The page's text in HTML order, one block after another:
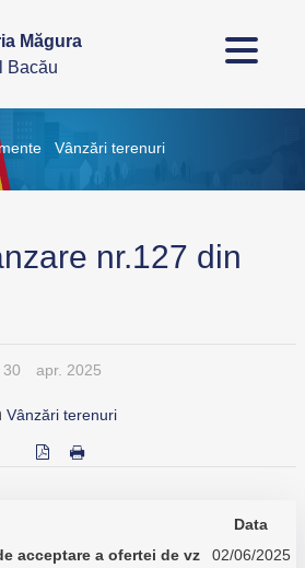
Măgura
Bacău
Vânzări terenuri
nr.127 din
30 apr. 2025
Vânzări terenuri
Data
acceptare a ofertei de vz 02/06/2025